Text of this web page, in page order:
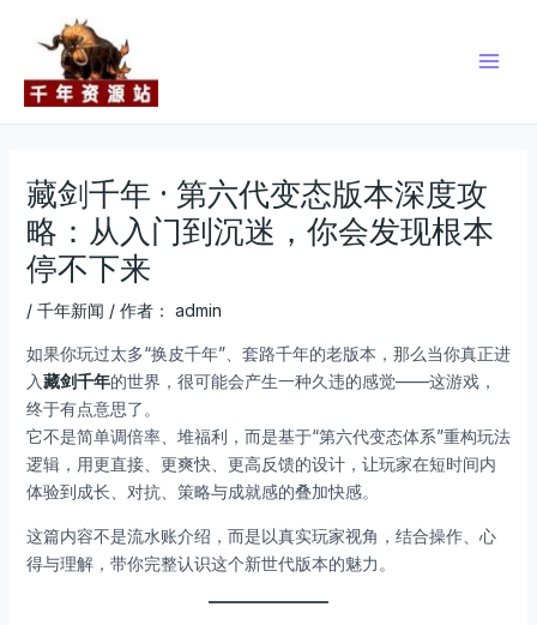
藏剑千年 · 第六代变态版本深度攻
略：从入门到沉迷，你会发现根本
停不下来
/ 千年新闻 / 作者： admin
如果你玩过太多“换皮千年”、套路千年的老版本，那么当你真正进
入藏剑千年的世界，很可能会产生一种久违的感觉——这游戏，
终于有点意思了。
它不是简单调倍率、堆福利，而是基于“第六代变态体系”重构玩法
逻辑，用更直接、更爽快、更高反馈的设计，让玩家在短时间内
体验到成长、对抗、策略与成就感的叠加快感。
这篇内容不是流水账介绍，而是以真实玩家视角，结合操作、心
得与理解，带你完整认识这个新世代版本的魅力。
navigation